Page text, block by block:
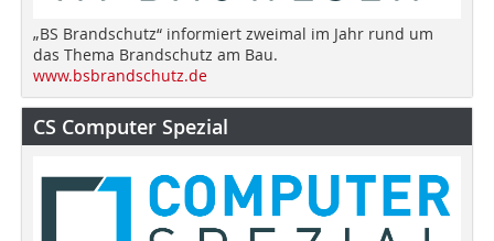
„BS Brandschutz“ informiert zweimal im Jahr rund um
das Thema Brandschutz am Bau.
www.bsbrandschutz.de
CS Computer Spezial